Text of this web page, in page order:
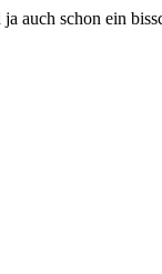
auch schon ein